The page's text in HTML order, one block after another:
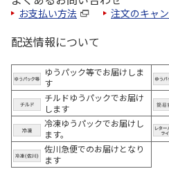
お支払い方法 注文のキャ
配送情報について
ゆうパック等でお届けしま
す
チルドゆうパックでお届け
します
冷凍ゆうパックでお届けし
ます。
佐川急便でのお届けとなり
ます